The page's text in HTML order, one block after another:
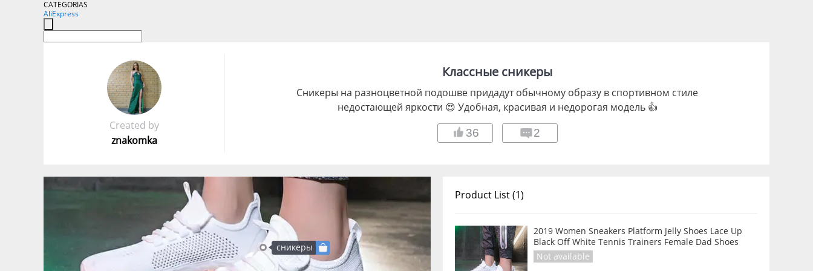
CATEGORIAS
AliExpress
Created by
znakomka
Классные сникеры
Сникеры на разноцветной подошве придадут обычному образу в спортивном стиле
недостающей яркости 😍 Удобная, красивая и недорогая модель 👍
36 2
Product List (1)
2019 Women Sneakers Platform Jelly Shoes Lace Up
Black Off White Tennis Trainers Female Dad Shoes
Not available
сникеры